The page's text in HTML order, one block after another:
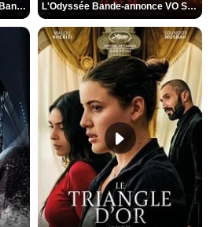
Spider-Man: Brand New Day Bande-annonce VO STFR L'Odyssée Bande-annonce VO STFR